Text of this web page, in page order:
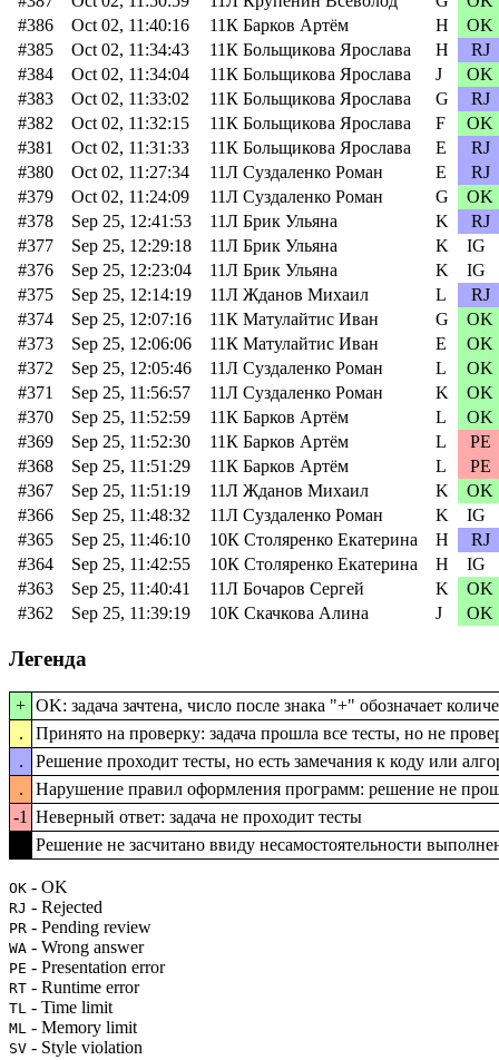
#386
Oct 02, 11:40:16 11К Барков Артём H
OK
#385
Oct 02, 11:34:43 11К Больщикова Ярослава H
RJ
#384
Oct 02, 11:34:04 11К Больщикова Ярослава J
OK
#383
Oct 02, 11:33:02 11К Больщикова Ярослава G
RJ
#382
Oct 02, 11:32:15 11К Больщикова Ярослава F
OK
#381
Oct 02, 11:31:33 11К Больщикова Ярослава E
RJ
#380
Oct 02, 11:27:34 11Л Суздаленко Роман E
RJ
#379
Oct 02, 11:24:09 11Л Суздаленко Роман G
OK
#378
Sep 25, 12:41:53 11Л Брик Ульяна K
RJ
#377
Sep 25, 12:29:18 11Л Брик Ульяна K
IG
#376
Sep 25, 12:23:04 11Л Брик Ульяна K
IG
#375
Sep 25, 12:14:19 11Л Жданов Михаил L
RJ
#374
Sep 25, 12:07:16 11К Матулайтис Иван G
OK
#373
Sep 25, 12:06:06 11К Матулайтис Иван E
OK
#372
Sep 25, 12:05:46 11Л Суздаленко Роман L
OK
#371
Sep 25, 11:56:57 11Л Суздаленко Роман K
OK
#370
Sep 25, 11:52:59 11К Барков Артём L
OK
#369
Sep 25, 11:52:30 11К Барков Артём L
PE
#368
Sep 25, 11:51:29 11К Барков Артём L
PE
#367
Sep 25, 11:51:19 11Л Жданов Михаил K
OK
#366
Sep 25, 11:48:32 11Л Суздаленко Роман K
IG
#365
Sep 25, 11:46:10 10К Столяренко Екатерина H
RJ
#364
Sep 25, 11:42:55 10К Столяренко Екатерина H
IG
#363
Sep 25, 11:40:41 11Л Бочаров Сергей K
OK
#362
Sep 25, 11:39:19 10К Скачкова Алина J OK
Легенда
+ OK: задача зачтена, число после знака "+" обозначает
.
Принято на проверку: задача прошла все тесты, но не
.
Решение проходит тесты, но есть замечания к коду или
.
Нарушение правил оформления программ: решение не
-1 Неверный ответ: задача не проходит тесты
Решение не засчитано ввиду несамостоятельности
OK - OK
RJ - Rejected
PR - Pending review
WA - Wrong answer
PE - Presentation error
RT - Runtime error
TL - Time limit
ML - Memory limit
SV - Style violation